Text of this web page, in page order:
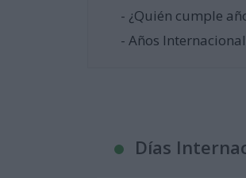
- ¿Quién cumple
- Años
Días